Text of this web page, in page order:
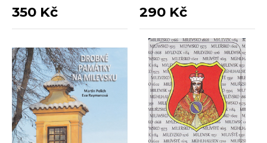
350 Kč 290 Kč